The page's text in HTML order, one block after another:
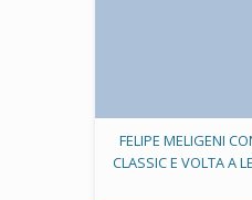
FELIPE MELIGENI
CLASSIC E VOLTA A